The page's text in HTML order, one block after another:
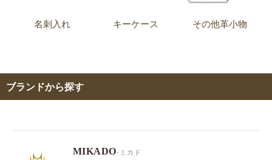
名刺入れ キーケース その他革小物
ブランドから探す
MIKADO-ミカド